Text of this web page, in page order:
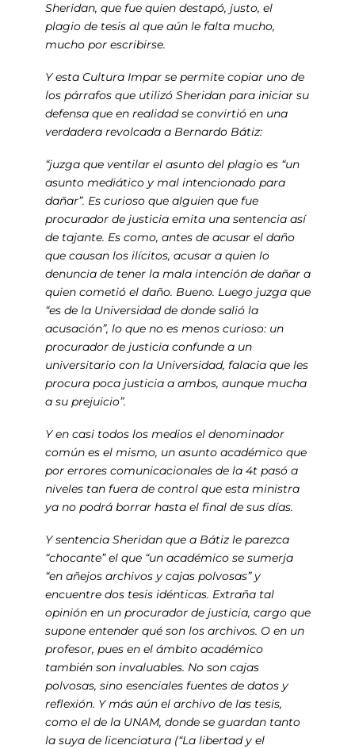
Sheridan, que fue quien destapó, justo, el
plagio de tesis al que aún le falta mucho,
mucho por escribirse.
Y esta Cultura Impar se permite copiar uno de
los párrafos que utilizó Sheridan para iniciar su
defensa que en realidad se convirtió en una
verdadera revolcada a Bernardo Bátiz:
“juzga que ventilar el asunto del plagio es “un
asunto mediático y mal intencionado para
dañar”. Es curioso que alguien que fue
procurador de justicia emita una sentencia así
de tajante. Es como, antes de acusar el daño
que causan los ilícitos, acusar a quien lo
denuncia de tener la mala intención de dañar a
quien cometió el daño. Bueno. Luego juzga que
“es de la Universidad de donde salió la
acusación”, lo que no es menos curioso: un
procurador de justicia confunde a un
universitario con la Universidad, falacia que les
procura poca justicia a ambos, aunque mucha
a su prejuicio”.
Y en casi todos los medios el denominador
común es el mismo, un asunto académico que
por errores comunicacionales de la 4t pasó a
niveles tan fuera de control que esta ministra
ya no podrá borrar hasta el final de sus días.
Y sentencia Sheridan que a Bátiz le parezca
“chocante” el que “un académico se sumerja
“en añejos archivos y cajas polvosas” y
encuentre dos tesis idénticas. Extraña tal
opinión en un procurador de justicia, cargo que
supone entender qué son los archivos. O en un
profesor, pues en el ámbito académico
también son invaluables. No son cajas
polvosas, sino esenciales fuentes de datos y
reflexión. Y más aún el archivo de las tesis,
como el de la UNAM, donde se guardan tanto
la suya de licenciatura (“La libertad y el